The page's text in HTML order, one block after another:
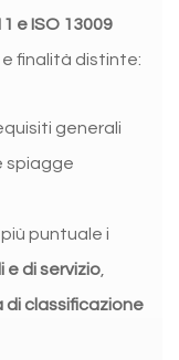
e ISO 13009
finalità distinte:
generali
spiagge
puntuale i
di servizio,
di classificazione